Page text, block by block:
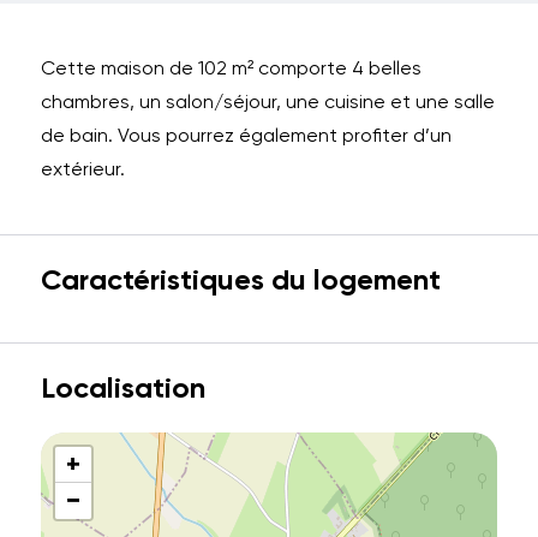
Cette maison de 102 m² comporte 4 belles
chambres, un salon/séjour, une cuisine et une salle
de bain. Vous pourrez également profiter d’un
extérieur.
Caractéristiques du logement
Localisation
+
−